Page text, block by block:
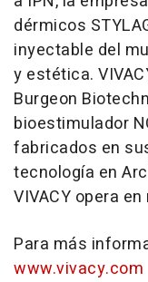
dérmicos
inyectable del
y estética.
Burgeon
bioestimulador
fabricados en
tecnología en
VIVACY opera
Para más
www.vivacy.com